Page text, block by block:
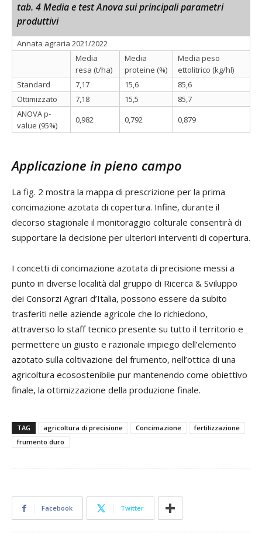
tab. 4 Media e test Anova sui principali parametri
produttivi
Annata agraria 2021/2022
Media
resa (t/ha)
Media
proteine (%)
Media peso
ettolitrico (kg/hl)
Standard
7,17 15,6
85,6
Ottimizzato
7,18 15,5
85,7
ANOVA p-
value (95%)
0,982 0,792 0,879
Applicazione in pieno campo
La fig. 2 mostra la mappa di prescrizione per la prima
concimazione azotata di copertura. Infine, durante il
decorso stagionale il monitoraggio colturale consentirà di
supportare la decisione per ulteriori interventi di copertura.
I concetti di concimazione azotata di precisione messi a
punto in diverse località dal gruppo di Ricerca & Sviluppo
dei Consorzi Agrari d’Italia, possono essere da subito
trasferiti nelle aziende agricole che lo richiedono,
attraverso lo staff tecnico presente su tutto il territorio e
permettere un giusto e razionale impiego dell’elemento
azotato sulla coltivazione del frumento, nell’ottica di una
agricoltura ecosostenibile pur mantenendo come obiettivo
finale, la ottimizzazione della produzione finale.
TAG agricoltura di precisione Concimazione
fertilizzazione
frumento duro
Facebook Twitter